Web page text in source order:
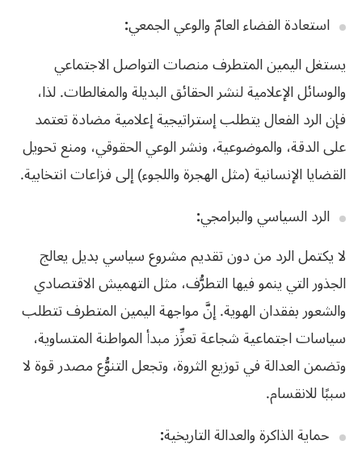
استعادة الفضاء العامّ والوعي الجمعي:
يستغل اليمين المتطرف منصات التواصل الاجتماعي
والوسائل الإعلامية لنشر الحقائق البديلة والمغالطات. لذا،
فإن الرد الفعال يتطلب إستراتيجية إعلامية مضادة تعتمد
على الدقة، والموضوعية، ونشر الوعي الحقوقي، ومنع تحويل
القضايا الإنسانية (مثل الهجرة واللجوء) إلى فزاعات انتخابية.
الرد السياسي والبرامجي:
لا يكتمل الرد من دون تقديم مشروع سياسي بديل يعالج
الجذور التي ينمو فيها التطرُّف، مثل التهميش الاقتصادي
والشعور بفقدان الهوية. إنَّ مواجهة اليمين المتطرف تتطلب
سياسات اجتماعية شجاعة تعزِّز مبدأ المواطنة المتساوية،
وتضمن العدالة في توزيع الثروة، وتجعل التنوُّع مصدر قوة لا
سببًا للانقسام.
حماية الذاكرة والعدالة التاريخية: